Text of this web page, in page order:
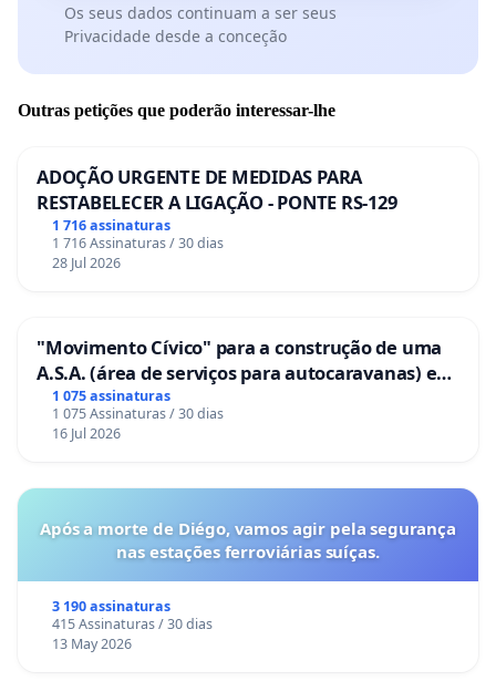
Os seus dados continuam a ser seus
Privacidade desde a conceção
Outras petições que poderão interessar-lhe
ADOÇÃO URGENTE DE MEDIDAS PARA
RESTABELECER A LIGAÇÃO - PONTE RS-129
1 716 assinaturas
1 716 Assinaturas / 30 dias
28 Jul 2026
"Movimento Cívico" para a construção de uma
A.S.A. (área de serviços para autocaravanas) em
Coimbra
1 075 assinaturas
1 075 Assinaturas / 30 dias
16 Jul 2026
Após a morte de Diégo, vamos agir pela segurança
nas estações ferroviárias suíças.
3 190 assinaturas
415 Assinaturas / 30 dias
13 May 2026